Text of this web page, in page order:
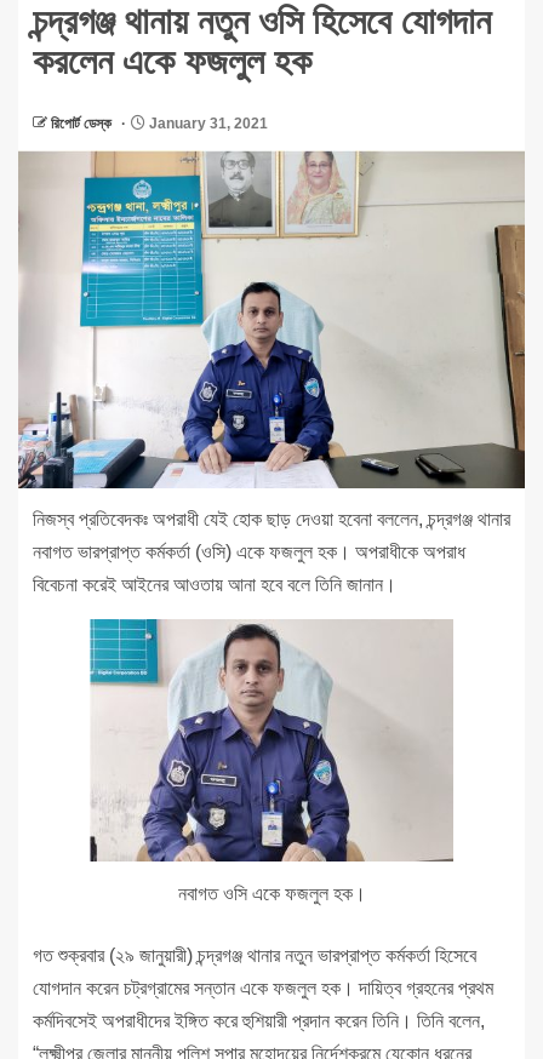
চন্দ্রগঞ্জ থানায় নতুন ওসি হিসেবে যোগদান
করলেন একে ফজলুল হক
রিপোর্ট ডেস্ক January 31, 2021
নিজস্ব প্রতিবেদকঃ অপরাধী যেই হোক ছাড় দেওয়া হবেনা বললেন, চন্দ্রগঞ্জ থানার
নবাগত ভারপ্রাপ্ত কর্মকর্তা (ওসি) একে ফজলুল হক। অপরাধীকে অপরাধ
বিবেচনা করেই আইনের আওতায় আনা হবে বলে তিনি জানান।
নবাগত ওসি একে ফজলুল হক।
গত শুক্রবার (২৯ জানুয়ারী) চন্দ্রগঞ্জ থানার নতুন ভারপ্রাপ্ত কর্মকর্তা হিসেবে
যোগদান করেন চট্রগ্রামের সন্তান একে ফজলুল হক। দায়িত্ব গ্রহনের প্রথম
কর্মদিবসেই অপরাধীদের ইঙ্গিত করে হুশিয়ারী প্রদান করেন তিনি। তিনি বলেন,
“লক্ষ্মীপুর জেলার মাননীয় পুলিশ সুপার মহোদয়ের নির্দেশক্রমে যেকোন ধরনের